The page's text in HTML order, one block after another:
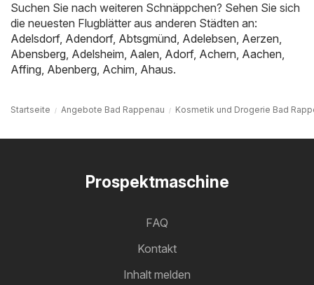
Suchen Sie nach weiteren Schnäppchen? Sehen Sie sich
die neuesten Flugblätter aus anderen Städten an:
Adelsdorf, Adendorf, Abtsgmünd, Adelebsen, Aerzen,
Abensberg, Adelsheim, Aalen, Adorf, Achern, Aachen,
Affing, Abenberg, Achim, Ahaus.
Startseite Angebote Bad Rappenau Kosmetik und Drogerie Bad
Prospektmaschine
FAQ
Kontakt
Inhalt melden